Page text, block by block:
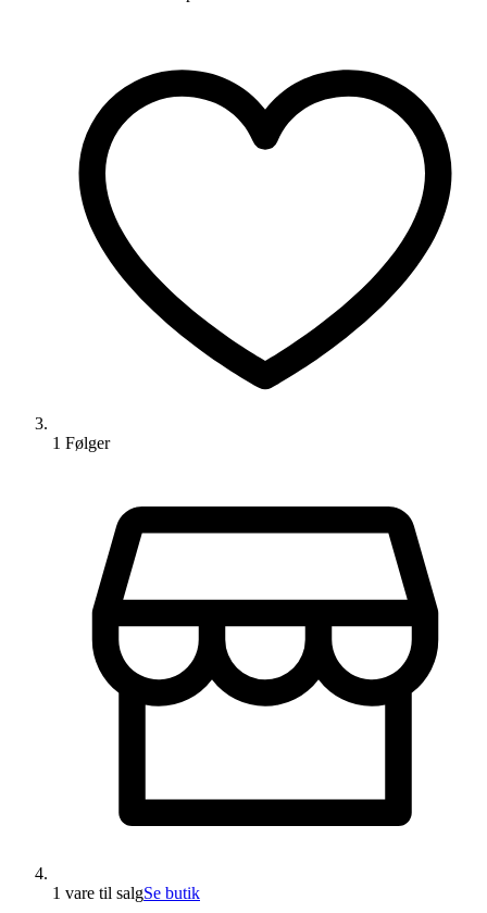
1 Følger
1 vare til salgSe butik